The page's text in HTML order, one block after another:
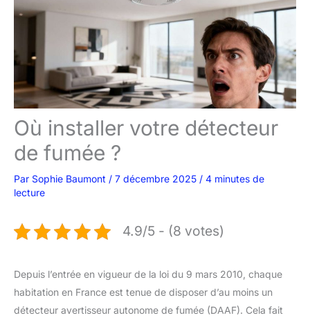
Où installer votre détecteur
de fumée ?
Par Sophie Baumont / 7 décembre 2025 / 4 minutes de
lecture
4.9/5 - (8 votes)
Depuis l’entrée en vigueur de la loi du 9 mars 2010, chaque
habitation en France est tenue de disposer d’au moins un
détecteur avertisseur autonome de fumée (DAAF). Cela fait